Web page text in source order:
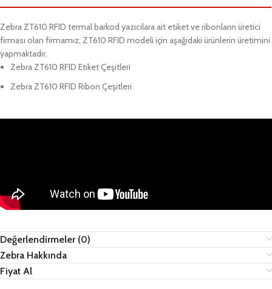
Zebra ZT610 RFID termal barkod yazıcılara ait etiket ve ribonların üretici
firması olan firmamız; ZT610 RFID modeli için aşağıdaki ürünlerin üretimini
yapmaktadır.
Zebra ZT610 RFID Etiket Çeşitleri
Zebra ZT610 RFID Ribon Çeşitleri
Değerlendirmeler (0)
Zebra Hakkında
Fiyat Al